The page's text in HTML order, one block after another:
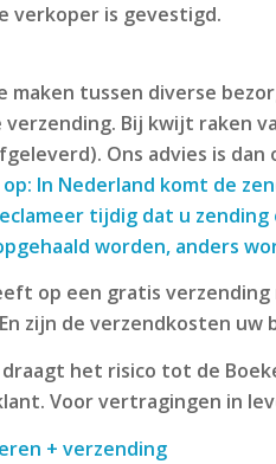
verkoper is gevestigd.
maken tussen diverse
verzending. Bij kwijt raken
Ons advies is
In Nederland komt de
tijdig dat u
worden, anders
op een gratis
zijn de verzendkosten
draagt het risico tot de
Voor vertragingen in
+ verzending